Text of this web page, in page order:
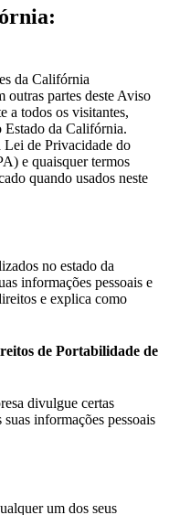
da Califórnia
outras partes deste Aviso
a todos os visitantes,
Estado da Califórnia.
Lei de Privacidade do
e quaisquer termos
quando usados neste
no estado da
informações pessoais e
e explica como
de Portabilidade de
divulgue certas
informações pessoais
um dos seus